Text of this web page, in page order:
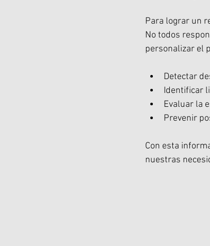
Para lograr un
No todos
personalizar el
Detectar
Identificar
Evaluar la
Prevenir
Con esta
nuestras